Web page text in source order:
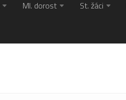
Ml. dorost St. žáci